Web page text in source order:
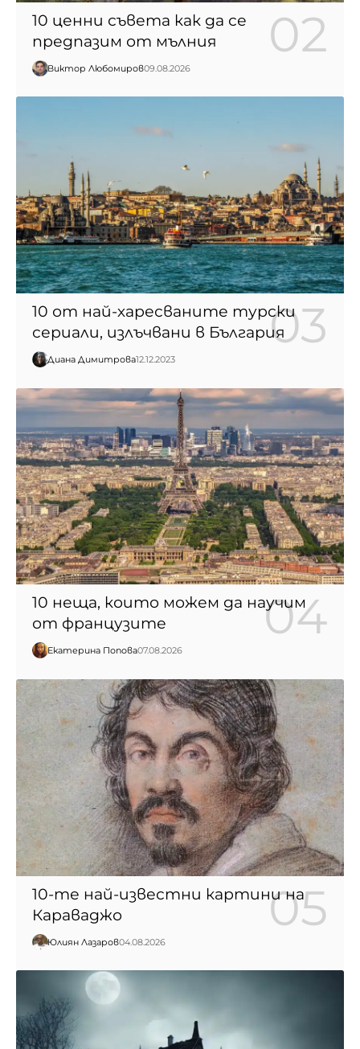
10 ценни съвета как да се
предпазим от мълния
Виктор Любомиров09.08.2026
10 от най-харесваните турски
сериали, излъчвани в България
Диана Димитрова12.12.2023
10 неща, които можем да научим
от французите
Екатерина Попова07.08.2026
10-те най-известни картини на
Караваджо
Юлиян Лазаров04.08.2026